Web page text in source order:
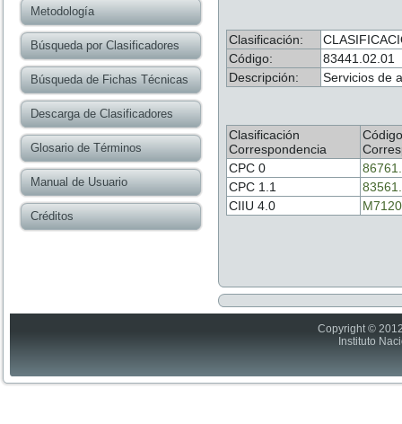
Metodología
Búsqueda por Clasificadores
Búsqueda de Fichas Técnicas
Descarga de Clasificadores
Glosario de Términos
Manual de Usuario
Créditos
Clasificación:
Código:
83441.02.01
Descripción:
Servicios de
Clasificación
Correspondencia
Código
CPC 0
CPC 1.1
CIIU 4.0
Copyright ©
Instituto